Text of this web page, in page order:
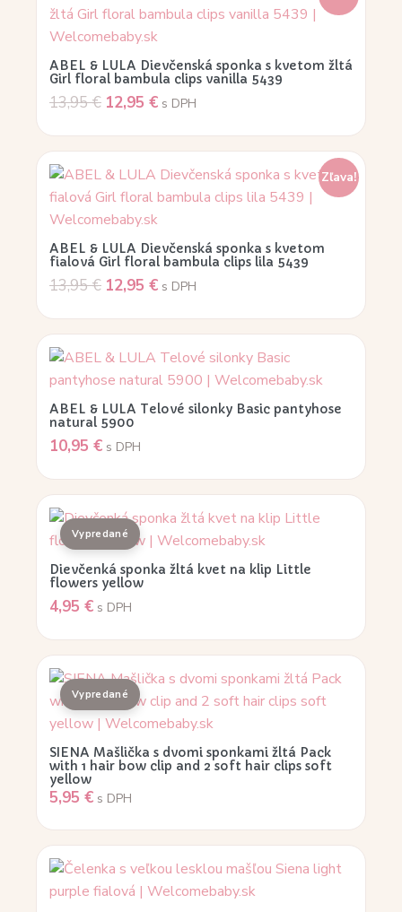
ABEL & LULA Dievčenská sponka s kvetom žltá
Girl floral bambula clips vanilla 5439
13,95€ 12,95 € s DPH
Zľava!
ABEL & LULA Dievčenská sponka s kvetom
fialová Girl floral bambula clips lila 5439
13,95€ 12,95 € s DPH
ABEL & LULA Telové silonky Basic pantyhose
natural 5900
10,95 € s DPH
Dievčenká sponka žltá kvet na klip Little
flowers yellow
4,95 € s DPH
SIENA Mašlička s dvomi sponkami žltá Pack
with 1 hair bow clip and 2 soft hair clips soft
yellow
5,95 € s DPH